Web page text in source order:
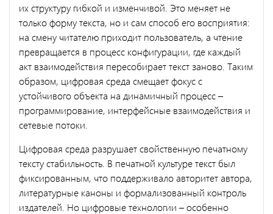
их структуру гибкой и изменчивой. Это меняет не
только форму текста, но и сам способ его восприятия:
на смену читателю приходит пользователь, а чтение
превращается в процесс конфигурации, где каждый
акт взаимодействия пересобирает текст заново. Таким
образом, цифровая среда смещает фокус с
устойчивого объекта на динамичный процесс –
программирование, интерфейсные взаимодействия и
сетевые потоки.
Цифровая среда разрушает свойственную печатному
тексту стабильность. В печатной культуре текст был
фиксированным, что поддерживало авторитет автора,
литературные каноны и формализованный контроль
издателей. Но цифровые технологии – особенно